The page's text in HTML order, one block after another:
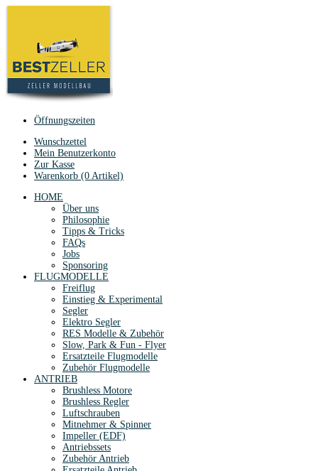
Öffnungszeiten
Wunschzettel
Mein Benutzerkonto
Zur Kasse
Warenkorb (0 Artikel)
HOME
Über uns
Philosophie
Tipps & Tricks
FAQs
Jobs
Sponsoring
FLUGMODELLE
Freiflug
Einstieg & Experimental
Segler
Elektro Segler
RES Modelle & Zubehör
Slow, Park & Fun - Flyer
Ersatzteile Flugmodelle
Zubehör Flugmodelle
ANTRIEB
Brushless Motore
Brushless Regler
Luftschrauben
Mitnehmer & Spinner
Impeller (EDF)
Antriebssets
Zubehör Antrieb